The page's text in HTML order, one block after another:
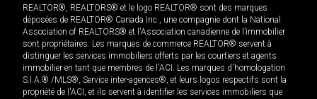
REALTOR®, REALTORS® et le logo REALTOR® sont des marques
déposées de REALTOR® Canada Inc., une compagnie dont la National
Association of REALTORS® et l'Association canadienne de l’immobilier
sont propriétaires. Les marques de commerce REALTOR® servent à
distinguer les services immobiliers offerts par les courtiers et agents
immobilier en tant que membres de l'ACI. Les marques d'homologation
S.I.A.® /MLS®, Service inter-agences®, et leurs logos respectifs sont la
propriété de l'ACI, et ils servent à identifier les services immobiliers que